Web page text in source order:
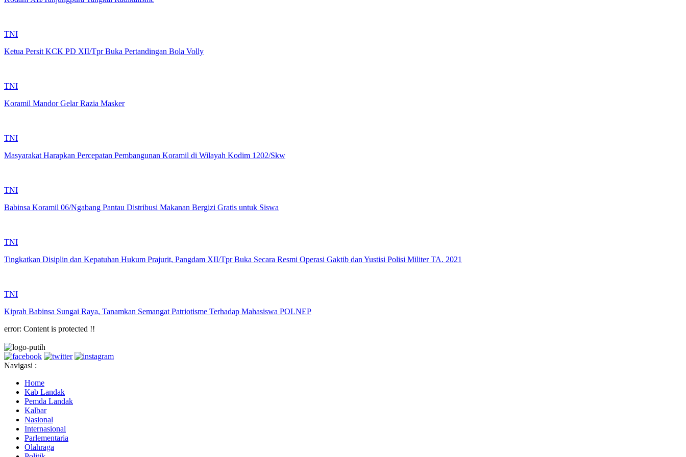
TNI
Ketua Persit KCK PD XII/Tpr Buka Pertandingan Bola Volly
TNI
Koramil Mandor Gelar Razia Masker
TNI
Masyarakat Harapkan Percepatan Pembangunan Koramil di Wilayah Kodim 1202/Skw
TNI
Babinsa Koramil 06/Ngabang Pantau Distribusi Makanan Bergizi Gratis untuk Siswa
TNI
Tingkatkan Disiplin dan Kepatuhan Hukum Prajurit, Pangdam XII/Tpr Buka Secara Resmi Operasi Gaktib dan Yustisi Polisi Militer TA. 2021
TNI
Kiprah Babinsa Sungai Raya, Tanamkan Semangat Patriotisme Terhadap Mahasiswa POLNEP
error: Content is protected !!
Navigasi :
Home
Kab Landak
Pemda Landak
Kalbar
Nasional
Internasional
Parlementaria
Olahraga